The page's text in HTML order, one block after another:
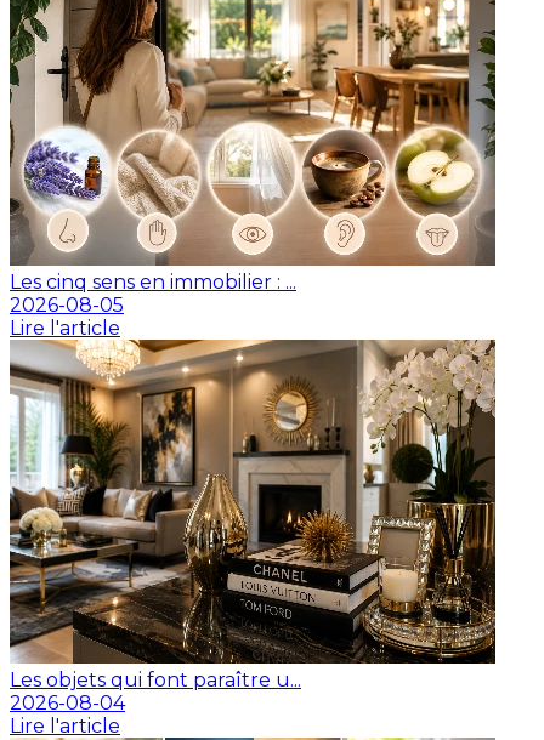
Les cinq sens en immobilier : ...
2026-08-05
Lire l'article
Les objets qui font paraître u...
2026-08-04
Lire l'article